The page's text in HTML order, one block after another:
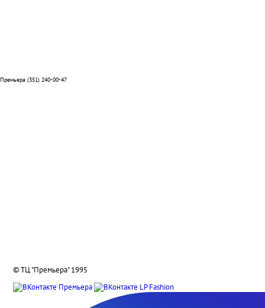
Премьера (351) 240-00-47
© ТЦ "Премьера" 1995